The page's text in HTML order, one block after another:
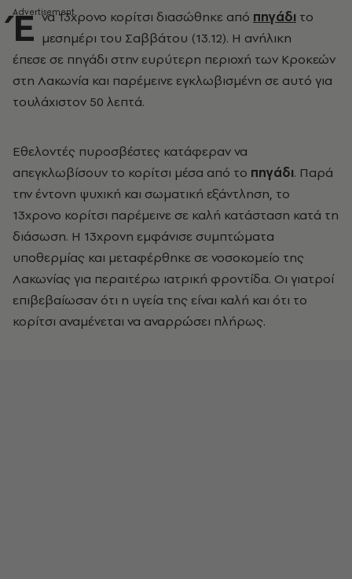
Έ να 13χρονο κορίτσι διασώθηκε από πηγάδι το
μεσημέρι του Σαββάτου (13.12). Η ανήλικη
έπεσε σε πηγάδι στην ευρύτερη περιοχή των Κροκεών
στη Λακωνία και παρέμεινε εγκλωβισμένη σε αυτό για
τουλάχιστον 50 λεπτά.
Εθελοντές πυροσβέστες κατάφεραν να
απεγκλωβίσουν το κορίτσι μέσα από το πηγάδι. Παρά
την έντονη ψυχική και σωματική εξάντληση, το
13χρονο κορίτσι παρέμεινε σε καλή κατάσταση κατά τη
διάσωση. Η 13χρονη εμφάνισε συμπτώματα
υποθερμίας και μεταφέρθηκε σε νοσοκομείο της
Λακωνίας για περαιτέρω ιατρική φροντίδα. Οι γιατροί
επιβεβαίωσαν ότι η υγεία της είναι καλή και ότι το
κορίτσι αναμένεται να αναρρώσει πλήρως.